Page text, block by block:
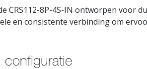
CRS112-8P-4S-IN ontworpen voor
en consistente verbinding om
configuratie